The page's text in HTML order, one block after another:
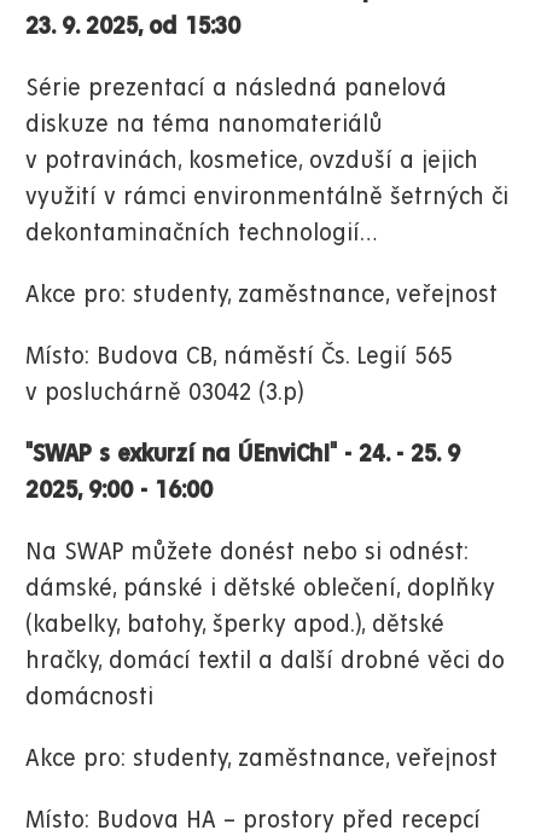
23. 9. 2025, od 15:30
Série prezentací a následná panelová
diskuze na téma nanomateriálů
v potravinách, kosmetice, ovzduší a jejich
využití v rámci environmentálně šetrných či
dekontaminačních technologií…
Akce pro: studenty, zaměstnance, veřejnost
Místo: Budova CB, náměstí Čs. Legií 565
v posluchárně 03042 (3.p)
"SWAP s exkurzí na ÚEnviChI" - 24. - 25. 9
2025, 9:00 - 16:00
Na SWAP můžete donést nebo si odnést:
dámské, pánské i dětské oblečení, doplňky
(kabelky, batohy, šperky apod.), dětské
hračky, domácí textil a další drobné věci do
domácnosti
Akce pro: studenty, zaměstnance, veřejnost
Místo: Budova HA – prostory před recepcí